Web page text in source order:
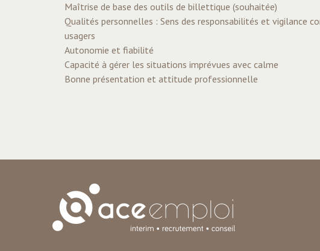
Maîtrise de base des outils de billettique (souhaitée)
Qualités personnelles : Sens des responsabilités et vigilance
usagers
Autonomie et fiabilité
Capacité à gérer les situations imprévues avec calme
Bonne présentation et attitude professionnelle